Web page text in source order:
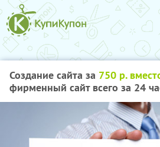
Создание сайта за 750 р.
фирменный сайт всего за 24